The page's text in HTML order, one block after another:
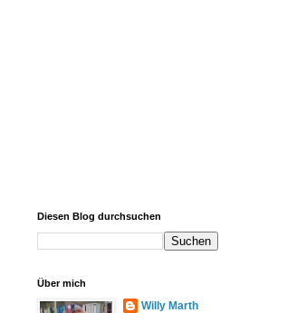
Diesen Blog durchsuchen
Über mich
Willy Marth